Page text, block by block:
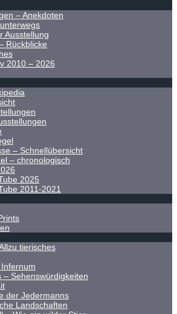
– Anekdoten
Ausstellung
Rückblicke
2010 – 2026
– Schnellübersicht
– chronologisch
2025
2011-2021
tierisches
– Sehenswürdigkeiten
der Jedermanns
Landschaften